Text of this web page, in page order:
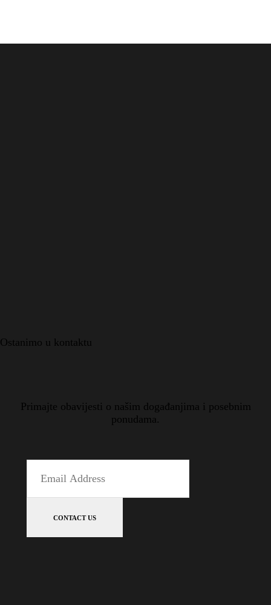
Ostanimo u kontaktu
Primajte obavijesti o našim događanjima i posebnim
ponudama.